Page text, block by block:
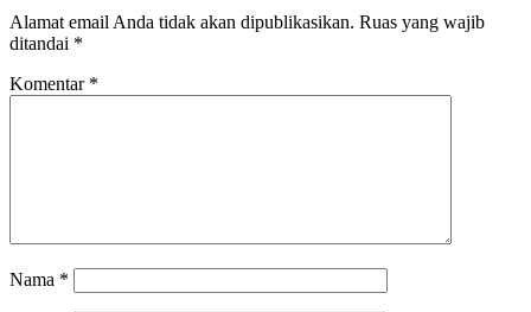
Alamat email Anda tidak akan dipublikasikan. Ruas yang wajib
ditandai *
Komentar *
Nama *